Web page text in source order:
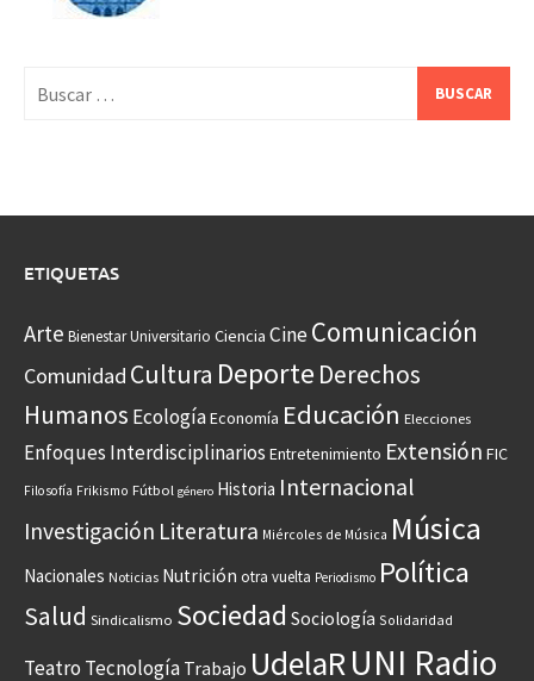
ETIQUETAS
Arte Bienestar Universitario Ciencia CineComunicación
Comunidad Cultura Deporte Derechos
Humanos EcologíaEconomía Educación Elecciones
Enfoques Interdisciplinarios Entretenimiento Extensión FIC
Filosofía Frikismo Fútbol género Historia Internacional
Investigación Literatura Miércoles de Música Música
Nacionales Noticias Nutrición otra vuelta Periodismo Política
Salud Sindicalismo Sociedad Sociología Solidaridad
Teatro Tecnología Trabajo UdelaRUNI Radio